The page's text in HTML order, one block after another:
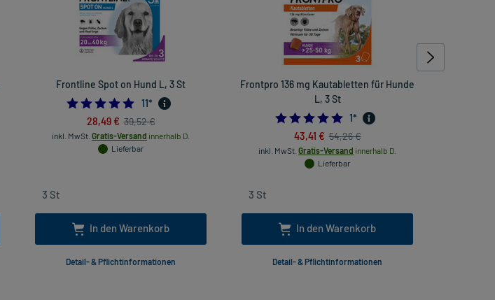
Frontline Spot on Hund L, 3 St
4.909090909090909
11*
28,49 € 39,52 €
inkl. MwSt. Gratis-Versand innerhalb D.
Lieferbar
In den Warenkorb
Detail- & Pflichtinformationen
Frontpro 136 mg Kautabletten für Hunde
L, 3 St
5.0
1*
43,41 € 54,26 €
inkl. MwSt. Gratis-Versand innerhalb D.
Lieferbar
In den Warenkorb
Detail- & Pflichtinformationen